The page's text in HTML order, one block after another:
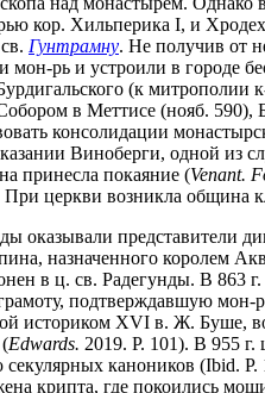
кор. Хильперика I, и
Гунтрамну. Не получив от
рь и устроили в городе
(к
в Меттисе (нояб.
консолидации
Виноберги, одной из
принесла покаяние (Venant.
церкви возникла община
оказывали представители
назначенного королем
в ц. cв. Радегунды. В 863
подтверждавшую
историком XVI в. Ж. Буше,
Edwards. 2019. P. 101). В 955
каноников (Ibid.
крипта, где покоились